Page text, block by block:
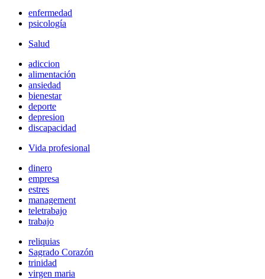
enfermedad
psicología
Salud
adiccion
alimentación
ansiedad
bienestar
deporte
depresion
discapacidad
Vida profesional
dinero
empresa
estres
management
teletrabajo
trabajo
reliquias
Sagrado Corazón
trinidad
virgen maria